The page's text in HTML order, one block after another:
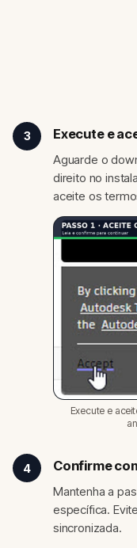
3 Execute e
Aguarde o
direito no
aceite os
Execute e
4 Confirme
Mantenha a
específica.
sincronizada.